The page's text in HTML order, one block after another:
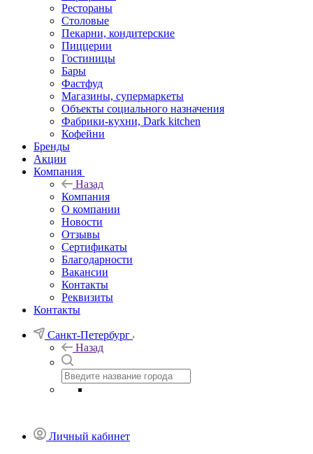
Рестораны
Столовые
Пекарни, кондитерские
Пиццерии
Гостиницы
Бары
Фастфуд
Магазины, супермаркеты
Объекты социального назначения
Фабрики-кухни, Dark kitchen
Кофейни
Бренды
Акции
Компания
Назад
Компания
О компании
Новости
Отзывы
Сертификаты
Благодарности
Вакансии
Контакты
Реквизиты
Контакты
Санкт-Петербург
Назад
Личный кабинет